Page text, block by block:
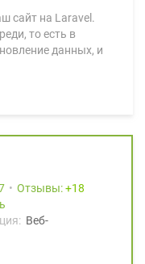
сайт на Laravel.
то есть в
данных, и
Отзывы:
18
Веб-